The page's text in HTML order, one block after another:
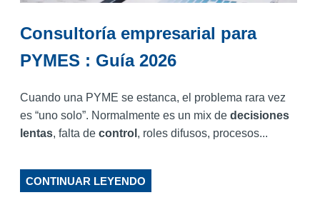
Consultoría empresarial para
PYMES : Guía 2026
Cuando una PYME se estanca, el problema rara vez
es “uno solo”. Normalmente es un mix dedecisiones
lentas, falta decontrol , roles difusos, procesos...
CONTINUAR LEYENDO